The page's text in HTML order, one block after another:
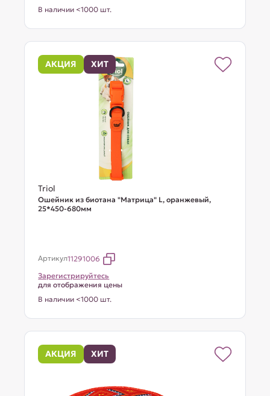
В наличии <1000 шт.
АКЦИЯ ХИТ
Triol
Ошейник из биотана "Матрица" L, оранжевый,
25*450-680мм
Артикул11291006
Зарегистрируйтесь
для отображения цены
В наличии <1000 шт.
АКЦИЯ ХИТ